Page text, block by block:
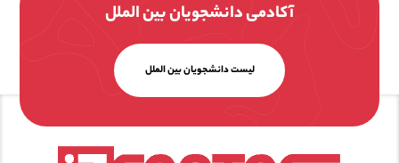
آکادمی دانشجویان بین الملل
لیست دانشجویان بین الملل